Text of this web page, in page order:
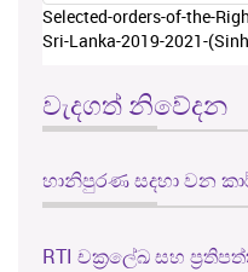
Selected-orders-of-the-
Sri-Lanka-2019-2021-
වැදගත් නිවේදන
හානිපුරණ සදහා වන
RTI චක්‍රලේඛ සහ